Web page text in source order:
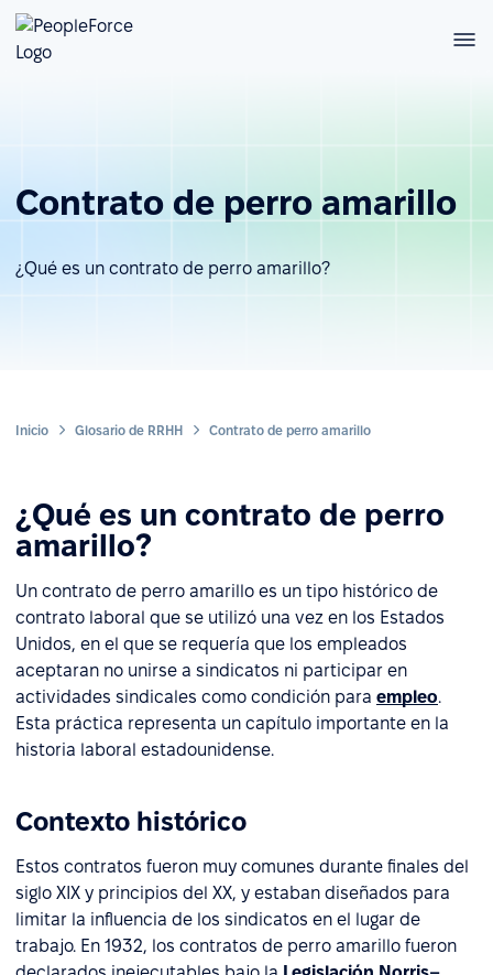
Contrato de perro amarillo
¿Qué es un contrato de perro amarillo?
Inicio Glosario de RRHH Contrato de perro amarillo
¿Qué es un contrato de perro
amarillo?
Un contrato de perro amarillo es un tipo histórico de
contrato laboral que se utilizó una vez en los Estados
Unidos, en el que se requería que los empleados
aceptaran no unirse a sindicatos ni participar en
actividades sindicales como condición para empleo.
Esta práctica representa un capítulo importante en la
historia laboral estadounidense.
Contexto histórico
Estos contratos fueron muy comunes durante finales del
siglo XIX y principios del XX, y estaban diseñados para
limitar la influencia de los sindicatos en el lugar de
trabajo. En 1932, los contratos de perro amarillo fueron